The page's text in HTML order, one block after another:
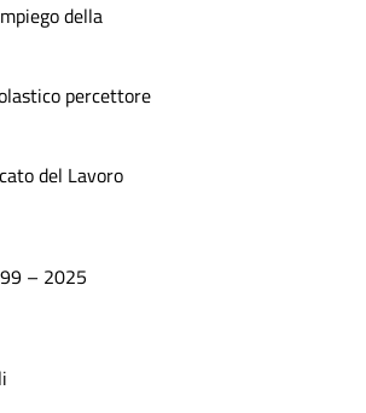
della
percettore
del Lavoro
– 2025